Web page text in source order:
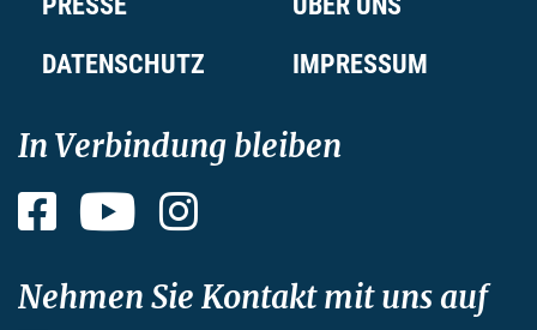
DATENSCHUTZ
IMPRESSUM
In Verbindung bleiben
Facebook YouTube
Nehmen Sie Kontakt mit uns auf